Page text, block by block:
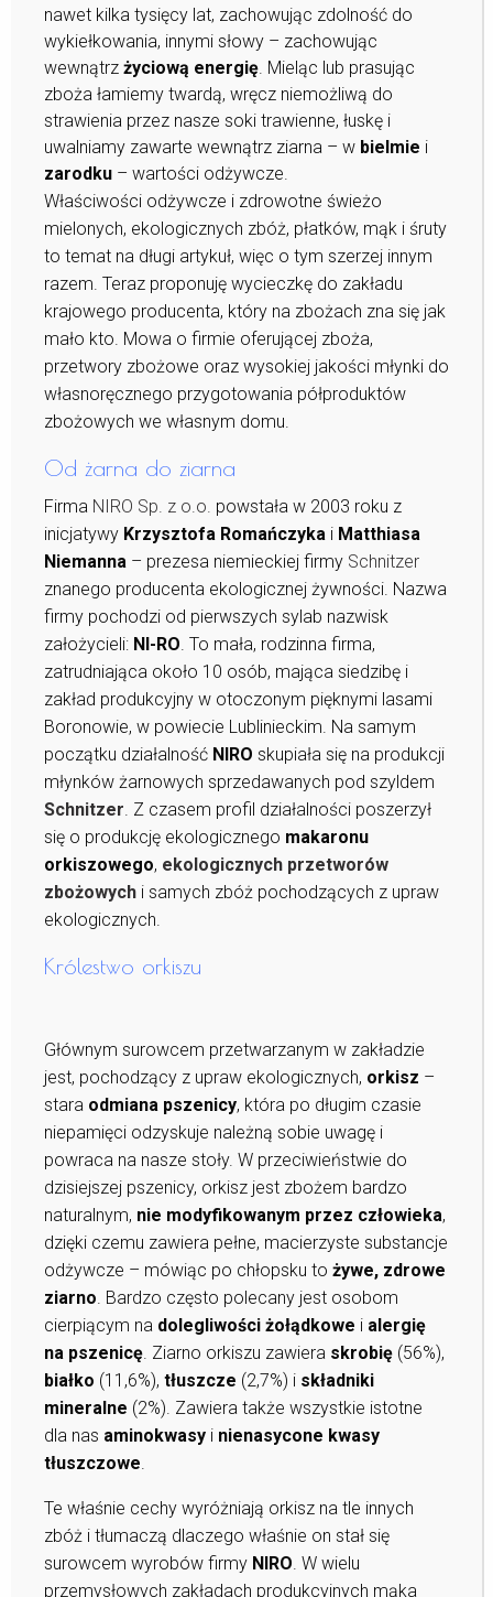
nawet kilka tysięcy lat, zachowując zdolność do
wykiełkowania, innymi słowy – zachowując
wewnątrz życiową energię . Mieląc lub prasując
zboża łamiemy twardą, wręcz niemożliwą do
strawienia przez nasze soki trawienne, łuskę i
uwalniamy zawarte wewnątrz ziarna – w bielmie i
zarodku – wartości odżywcze.
Właściwości odżywcze i zdrowotne świeżo
mielonych, ekologicznych zbóż, płatków, mąk i śruty
to temat na długi artykuł, więc o tym szerzej innym
razem. Teraz proponuję wycieczkę do zakładu
krajowego producenta, który na zbożach zna się jak
mało kto. Mowa o firmie oferującej zboża,
przetwory zbożowe oraz wysokiej jakości młynki do
własnoręcznego przygotowania półproduktów
zbożowych we własnym domu.
Od żarna do ziarna
Firma NIRO Sp. z o.o. powstała w 2003 roku z
inicjatywy Krzysztofa Romańczyka i Matthiasa
Niemanna – prezesa niemieckiej firmy Schnitzer
znanego producenta ekologicznej żywności. Nazwa
firmy pochodzi od pierwszych sylab nazwisk
założycieli: NI-RO . To mała, rodzinna firma,
zatrudniająca około 10 osób, mająca siedzibę i
zakład produkcyjny w otoczonym pięknymi lasami
Boronowie, w powiecie Lublinieckim. Na samym
początku działalność NIRO skupiała się na produkcji
młynków żarnowych sprzedawanych pod szyldem
Schnitzer . Z czasem profil działalności poszerzył
się o produkcję ekologicznego makaronu
orkiszowego, ekologicznych przetworów
zbożowych i samych zbóż pochodzących z upraw
ekologicznych.
Królestwo orkiszu
Głównym surowcem przetwarzanym w zakładzie
jest, pochodzący z upraw ekologicznych, orkisz –
stara odmiana pszenicy, która po długim czasie
niepamięci odzyskuje należną sobie uwagę i
powraca na nasze stoły. W przeciwieństwie do
dzisiejszej pszenicy, orkisz jest zbożem bardzo
naturalnym, nie modyfikowanym przez człowieka,
dzięki czemu zawiera pełne, macierzyste substancje
odżywcze – mówiąc po chłopsku to żywe, zdrowe
ziarno . Bardzo często polecany jest osobom
cierpiącym na dolegliwości żołądkowe i alergię
na pszenicę . Ziarno orkiszu zawiera skrobię (56%),
białko (11,6%), tłuszcze (2,7%) i składniki
mineralne (2%). Zawiera także wszystkie istotne
dla nas aminokwasy i nienasycone kwasy
tłuszczowe
Te właśnie cechy wyróżniają orkisz na tle innych
zbóż i tłumaczą dlaczego właśnie on stał się
surowcem wyrobów firmy NIRO . W wielu
przemysłowych zakładach produkcyjnych mąka